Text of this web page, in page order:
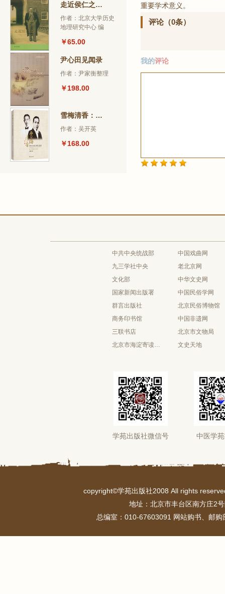
走近侯仁之：恭贺侯仁之先生百岁寿辰
作者：北京大学历史
地理研究中心 编
￥65.00
尹心田见闻录
作者：尹家衡整理
￥198.00
雪梅清香：梅兰芳薛觉先交谊纪
作者：吴开英
￥168.00
重要学术意义。
评论（0条）
我的评论
中共中央统战部
九三学社中央
文化部
国家新闻出版署
群言出版社
商务印书馆
三联书店
北京市海淀寄读学校
中国戏曲网
老北京网
中华文史网
中国民俗学网
北京民俗博物馆
中国非遗网
北京市文物局
文史天地
学苑出版社微信号 中医学
copyright©学苑出版社2008 All rights
地址：北京市丰台区南方庄2
总编室：010-67603091 网站购书、邮